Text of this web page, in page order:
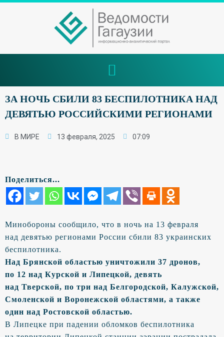
ЗА НОЧЬ СБИЛИ 83 БЕСПИЛОТНИКА НАД
ДЕВЯТЬЮ РОССИЙСКИМИ РЕГИОНАМИ
В МИРЕ 13 февраля, 2025 07:09
Поделиться...
Минобороны сообщило, что в ночь на 13 февраля
над девятью регионами России сбили 83 украинских
беспилотника.
Над Брянской областью уничтожили 37 дронов,
по 12 над Курской и Липецкой, девять
над Тверской, по три над Белгородской, Калужской,
Смоленской и Воронежской областями, а также
один над Ростовской областью.
В Липецке при падении обломков беспилотника